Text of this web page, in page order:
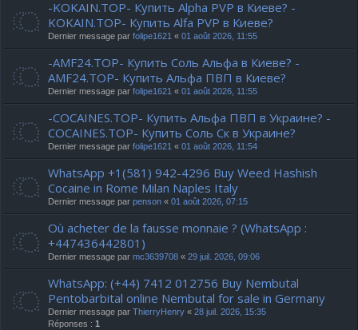
-KOKAIN.TOP- Купить Alpha PVP в Киеве? -
KOKAIN.TOP- Купить Alfa PVP в Киеве?
Dernier message par folipe1621 « 01 août 2026, 11:55
-AMF24.TOP- Купить Соль Альфа в Киеве? -
AMF24.TOP- Купить Альфа ПВП в Киеве?
Dernier message par folipe1621 « 01 août 2026, 11:55
-COCAINES.TOP- Купить Альфа ПВП в Украине? -
COCAINES.TOP- Купить Соль Ск в Украине?
Dernier message par folipe1621 « 01 août 2026, 11:54
WhatsApp +1(581) 942-4296 Buy Weed Hashish
Cocaine in Rome Milan Naples Italy
Dernier message par penson « 01 août 2026, 07:15
Où acheter de la fausse monnaie ? (WhatsApp :
+447436442801)
Dernier message par mc3639708 « 29 juil. 2026, 09:06
WhatsApp: (+44) 7412 012756 Buy Nembutal
Pentobarbital online Nembutal for sale in Germany
Dernier message par ThierryHenry « 28 juil. 2026, 15:35
Réponses : 1